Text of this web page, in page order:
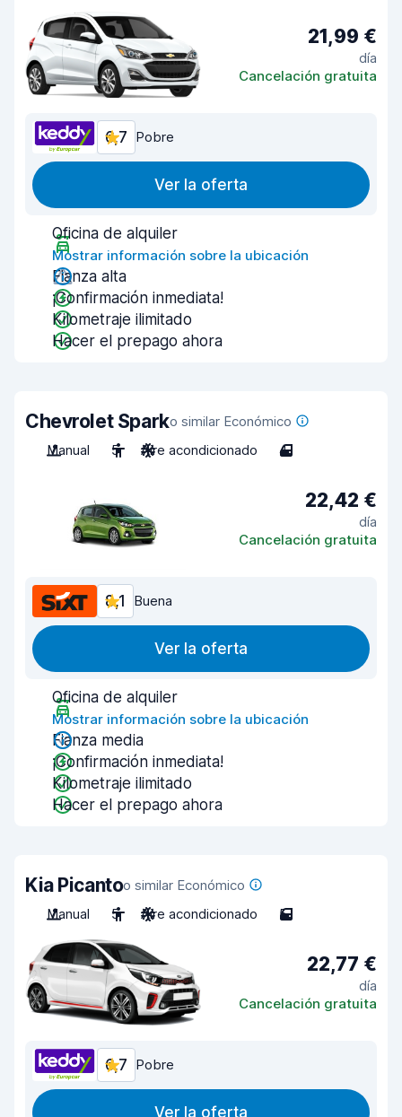
21,99 €
día
Cancelación gratuita
6,7 Pobre
Ver la oferta
Oficina de alquiler
Mostrar información sobre la ubicación
Fianza alta
¡Confirmación inmediata!
Kilometraje ilimitado
Hacer el prepago ahora
Chevrolet Sparko similar Económico
Manual
5 Aire acondicionado 4
22,42 €
día
Cancelación gratuita
8,1 Buena
Ver la oferta
Oficina de alquiler
Mostrar información sobre la ubicación
Fianza media
¡Confirmación inmediata!
Kilometraje ilimitado
Hacer el prepago ahora
Kia Picantoo similar Económico
Manual
5 Aire acondicionado 5
22,77 €
día
Cancelación gratuita
6,7 Pobre
Ver la oferta